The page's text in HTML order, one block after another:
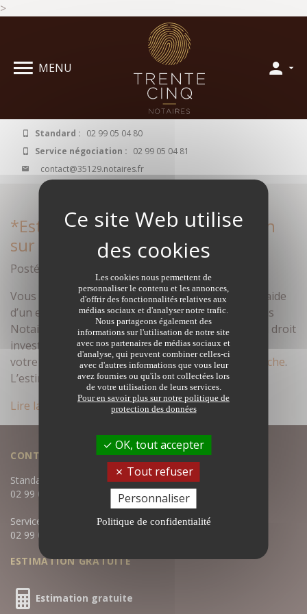
>
MENU
Standard : 02 99 05 04 80
Service négociation : 02 99 05 04 81
contact@35129.notaires.fr
*Estimation bien immobilier à Vern
sur Seiche
Posté le janvier 25, 2017 par Anonyme dans
Vous cherchez à estimer votre bien immobilier à l’aide
d’un expert confirmé ? Faites appel aux services des
Notaires Associés de Bruz. Votre professionnel du droit
investi de l’autorité publique, au service de
votre estimation de bienimmobilier à Vern sur Seiche.
L’estimation…
Lire la suite
CONTACTEZ-NOUS
Standard :
02 99 05 04 80
Service négociation :
02 99 05 04 81
ESTIMATION GRATUITE
Estimation gratuite
Panneau de gestion des cookies
Les cookies nous permettent de
personnaliser le contenu et les annonces,
d'offrir des fonctionnalités relatives aux
médias sociaux et d'analyser notre trafic.
Nous partageons également des
informations sur l'utilisation de notre site
avec nos partenaires de médias sociaux et
d'analyse, qui peuvent combiner celles-ci
avec d'autres informations que vous leur
avez fournies ou qu'ils ont collectées lors
de votre utilisation de leurs services.
Pour en savoir plus sur notre politique de
protection des données
OK, tout accepter
Tout refuser
Personnaliser
Politique de confidentialité